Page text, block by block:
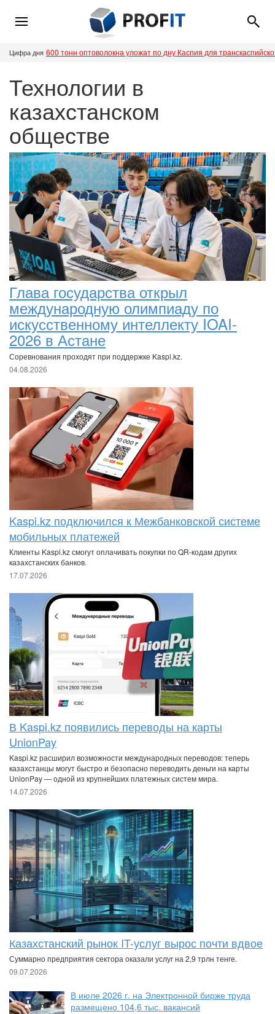
Цифра дня 600 тонн оптоволокна уложат по дну Каспия для
Технологии в
казахстанском
обществе
Глава государства открыл
международную олимпиаду по
искусственному интеллекту IOAI-
2026 в Астане
Соревнования проходят при поддержке Kaspi.kz.
04.08.2026
Kaspi.kz подключился к Межбанковской системе
мобильных платежей
Клиенты Kaspi.kz смогут оплачивать покупки по QR-кодам других
казахстанских банков.
17.07.2026
В Kaspi.kz появились переводы на карты
UnionPay
Kaspi.kz расширил возможности международных переводов: теперь
казахстанцы могут быстро и безопасно переводить деньги на карты
UnionPay — одной из крупнейших платежных систем мира.
14.07.2026
Казахстанский рынок IT-услуг вырос почти вдвое
Суммарно предприятия сектора оказали услуг на 2,9 трлн тенге.
09.07.2026
В июле 2026 г. на Электронной бирже труда
размещено 104,6 тыс. вакансий